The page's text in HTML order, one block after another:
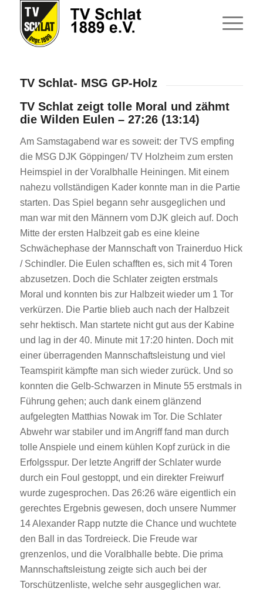
TV Schlat- MSG GP-Holz
TV Schlat zeigt tolle Moral und zähmt
die Wilden Eulen – 27:26 (13:14)
Am Samstagabend war es soweit: der TVS empfing
die MSG DJK Göppingen/ TV Holzheim zum ersten
Heimspiel in der Voralbhalle Heiningen. Mit einem
nahezu vollständigen Kader konnte man in die Partie
starten. Das Spiel begann sehr ausgeglichen und
man war mit den Männern vom DJK gleich auf. Doch
Mitte der ersten Halbzeit gab es eine kleine
Schwächephase der Mannschaft von Trainerduo Hick
/ Schindler. Die Eulen schafften es, sich mit 4 Toren
abzusetzen. Doch die Schlater zeigten erstmals
Moral und konnten bis zur Halbzeit wieder um 1 Tor
verkürzen. Die Partie blieb auch nach der Halbzeit
sehr hektisch. Man startete nicht gut aus der Kabine
und lag in der 40. Minute mit 17:20 hinten. Doch mit
einer überragenden Mannschaftsleistung und viel
Teamspirit kämpfte man sich wieder zurück. Und so
konnten die Gelb-Schwarzen in Minute 55 erstmals in
Führung gehen; auch dank einem glänzend
aufgelegten Matthias Nowak im Tor. Die Schlater
Abwehr war stabiler und im Angriff fand man durch
tolle Anspiele und einem kühlen Kopf zurück in die
Erfolgsspur. Der letzte Angriff der Schlater wurde
durch ein Foul gestoppt, und ein direkter Freiwurf
wurde zugesprochen. Das 26:26 wäre eigentlich ein
gerechtes Ergebnis gewesen, doch unsere Nummer
14 Alexander Rapp nutzte die Chance und wuchtete
den Ball in das Tordreieck. Die Freude war
grenzenlos, und die Voralbhalle bebte. Die prima
Mannschaftsleistung zeigte sich auch bei der
Torschützenliste, welche sehr ausgeglichen war.